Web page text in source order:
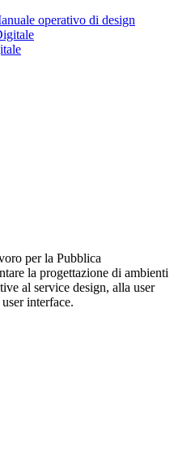
operativo di design
per la Pubblica
la progettazione di ambienti
al service design, alla user
interface.